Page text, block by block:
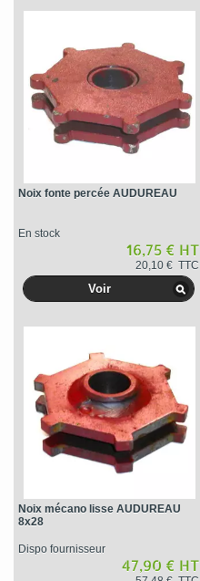
Noix fonte percée AUDUREAU
En stock
16,75 € HT
20,10 € TTC
Voir
Noix mécano lisse AUDUREAU
8x28
Dispo fournisseur
47,90 € HT